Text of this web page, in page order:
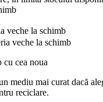
veche la schimb
veche la schimb
mediu mai curat dacă
reciclare.